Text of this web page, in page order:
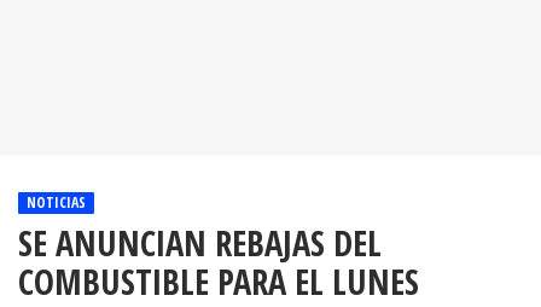
NOTICIAS
SE ANUNCIAN REBAJAS DEL
COMBUSTIBLE PARA EL LUNES